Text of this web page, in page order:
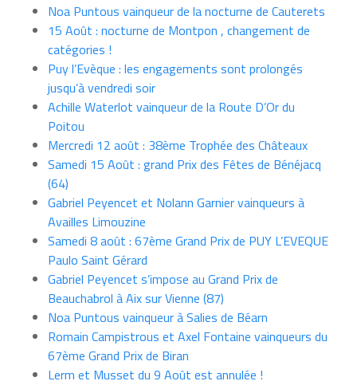
Noa Puntous vainqueur de la nocturne de Cauterets
15 Août : nocturne de Montpon , changement de
catégories !
Puy l’Evèque : les engagements sont prolongés
jusqu’à vendredi soir
Achille Waterlot vainqueur de la Route D’Or du
Poitou
Mercredi 12 août : 38ème Trophée des Châteaux
Samedi 15 Août : grand Prix des Fêtes de Bénéjacq
(64)
Gabriel Peyencet et Nolann Garnier vainqueurs à
Availles Limouzine
Samedi 8 août : 67ème Grand Prix de PUY L’EVEQUE
Paulo Saint Gérard
Gabriel Peyencet s’impose au Grand Prix de
Beauchabrol à Aix sur Vienne (87)
Noa Puntous vainqueur à Salies de Béarn
Romain Campistrous et Axel Fontaine vainqueurs du
67ème Grand Prix de Biran
Lerm et Musset du 9 Août est annulée !